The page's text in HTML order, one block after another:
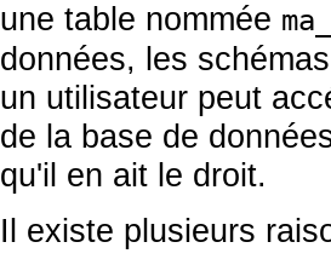
une table nommée
données, les
un utilisateur peut
de la base de
qu'il en ait le droit.
Il existe plusieurs